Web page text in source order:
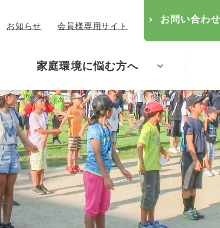
お知らせ 会員様専用サイト
お問い合わせ
家庭環境に悩む方へ